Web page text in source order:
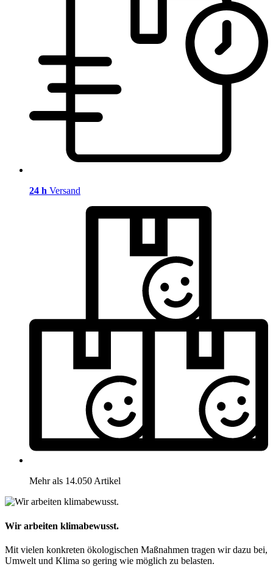
24 h Versand
Mehr als 14.050 Artikel
Wir arbeiten klimabewusst.
Mit vielen konkreten ökologischen Maßnahmen tragen wir dazu bei,
Umwelt und Klima so gering wie möglich zu belasten.